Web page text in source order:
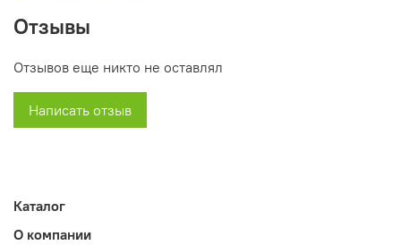
имеют приятный внешний вид. Поверхность кресла-
Отзывы
Отзывов еще никто не оставлял
Написать отзыв
Каталог
О компании